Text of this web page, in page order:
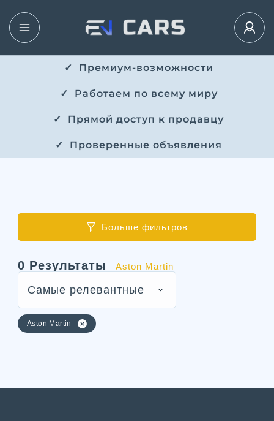
✓ ​​ Премиум-возможности
✓ ​ Работаем по всему миру
✓ ​ Прямой доступ к продавцу
✓ ​ Проверенные объявления
Больше фильтров
0 Результаты Aston Martin
Самые релевантные
Aston Martin